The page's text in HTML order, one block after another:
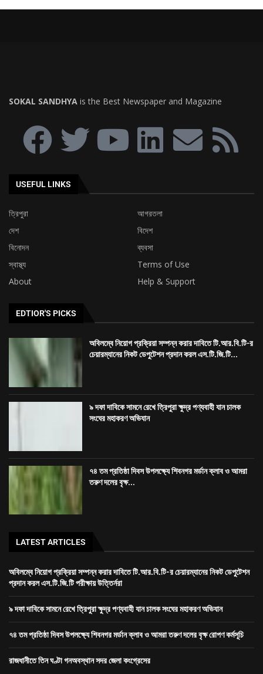
SOKAL SANDHYA is the Best Newspaper and Magazine
USEFUL LINKS
ত্রিপুরা
আগরতলা
দেশ
বিদেশ
বিনোদন
ব্যবসা
স্বাস্থ্য
Terms of Use
About
Help & Support
EDTIOR'S PICKS
অবিলম্বে নিয়োগ প্রক্রিয়া সম্পন্ন করার দাবিতে টি.আর.বি.টি-র
চেয়ারম্যানের নিকট ডেপুটেশন প্রদান করল এস.টি.জি.টি...
৯ দফা দাবিকে সামনে রেখে ত্রিপুরা ক্ষুদ্র পণ্যবাহী যান চালক
সংঘের মহাকরণ অভিযান
৭৪ তম প্রতিষ্ঠা দিবস উপলক্ষ্যে শিবনগর মর্ডান ক্লাব ও আমরা
তরুণ দলের বৃক্ষ...
LATEST ARTICLES
অবিলম্বে নিয়োগ প্রক্রিয়া সম্পন্ন করার দাবিতে টি.আর.বি.টি-র চেয়ারম্যানের নিকট ডেপুটেশন
প্রদান করল এস.টি.জি.টি পরীক্ষায় উত্তির্নরা
৯ দফা দাবিকে সামনে রেখে ত্রিপুরা ক্ষুদ্র পণ্যবাহী যান চালক সংঘের মহাকরণ অভিযান
৭৪ তম প্রতিষ্ঠা দিবস উপলক্ষ্যে শিবনগর মর্ডান ক্লাব ও আমরা তরুণ দলের বৃক্ষ রোপণ কর্মসূচি
রাজধানীতে তিন ঘণ্টা গনঅবস্থান সদর জেলা কংগ্রেসের